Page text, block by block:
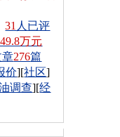
31 人已评
万元
章276篇
价][社区]
调查][经